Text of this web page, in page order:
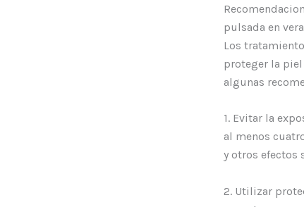
pulsada en
Los
proteger la
algunas
1. Evitar la
al menos
y otros efectos
2. Utilizar